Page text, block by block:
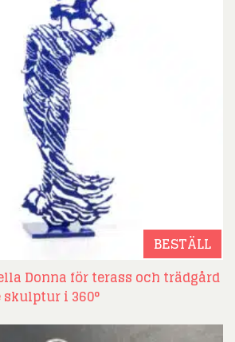
BESTÄLL
Donna för terass och trädgård
i 360°